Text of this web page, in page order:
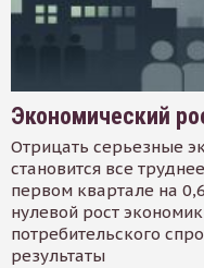
Экономический
Отрицать серьезные
становится все
первом квартале на
нулевой рост
потребительского
результаты